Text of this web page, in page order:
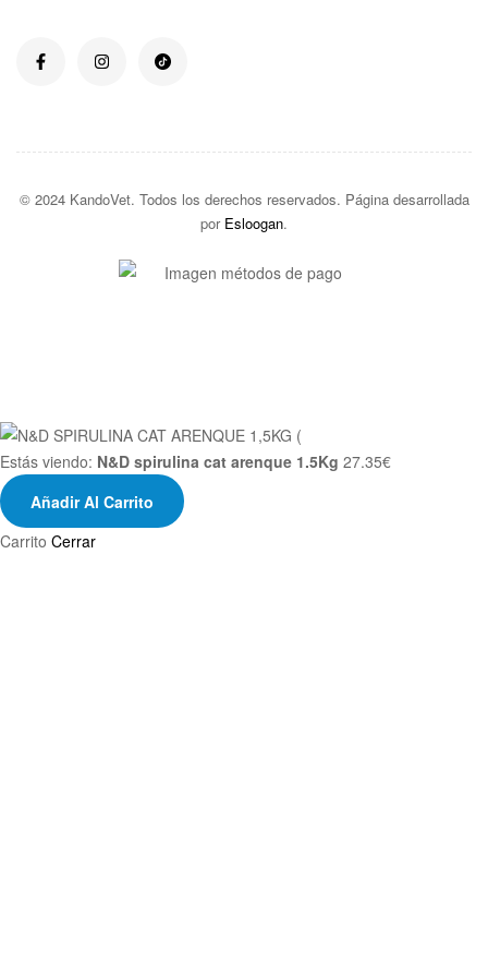
© 2024 KandoVet. Todos los derechos reservados. Página desarrollada
por Esloogan.
Estás viendo: N&D spirulina cat arenque 1.5Kg 27.35€
Añadir Al Carrito
Carrito Cerrar